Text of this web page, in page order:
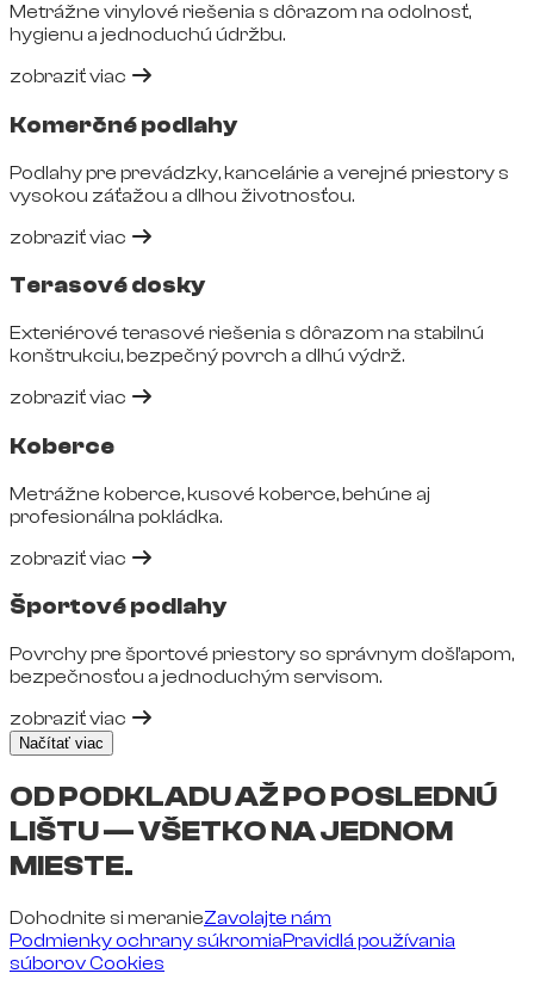
Metrážne vinylové riešenia s dôrazom na odolnosť,
hygienu a jednoduchú údržbu.
zobraziť viac
Komerčné podlahy
Podlahy pre prevádzky, kancelárie a verejné priestory s
vysokou záťažou a dlhou životnosťou.
zobraziť viac
Terasové dosky
Exteriérové terasové riešenia s dôrazom na stabilnú
konštrukciu, bezpečný povrch a dlhú výdrž.
zobraziť viac
Koberce
Metrážne koberce, kusové koberce, behúne aj
profesionálna pokládka.
zobraziť viac
Športové podlahy
Povrchy pre športové priestory so správnym došľapom,
bezpečnosťou a jednoduchým servisom.
zobraziť viac
Načítať viac
OD PODKLADU AŽ PO POSLEDNÚ
LIŠTU — VŠETKO NA JEDNOM
MIESTE.
Dohodnite si meranieZavolajte nám
Podmienky ochrany súkromiaPravidlá používania
súborov Cookies